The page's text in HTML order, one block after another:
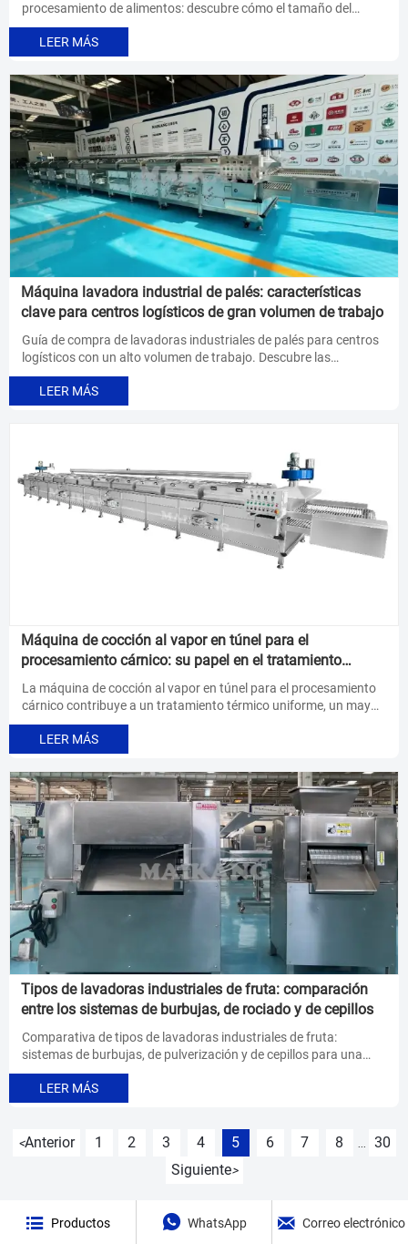
procesamiento de alimentos: descubre cómo el tamaño del
depósito, la presión de pulverización y el rendimiento influyen en
la higiene, la eficiencia y el rendimiento de la línea de producción
antes de comprar.
LEER MÁS
Máquina lavadora industrial de palés: características
clave para centros logísticos de gran volumen de trabajo
Guía de compra de lavadoras industriales de palés para centros
logísticos con un alto volumen de trabajo. Descubre las
características clave en materia de higiene, rendimiento, ahorro
de agua, automatización y un retorno de la inversión más
eficiente.
LEER MÁS
Máquina de cocción al vapor en túnel para el
procesamiento cárnico: su papel en el tratamiento
térmico
La máquina de cocción al vapor en túnel para el procesamiento
cárnico contribuye a un tratamiento térmico uniforme, un mayor
rendimiento y una integración más fluida en la línea de
producción. Descubre dónde se puede instalar y cómo elegir el
sistema adecuado.
LEER MÁS
Tipos de lavadoras industriales de fruta: comparación
entre los sistemas de burbujas, de rociado y de cepillos
Comparativa de tipos de lavadoras industriales de fruta:
sistemas de burbujas, de pulverización y de cepillos para una
limpieza suave, un enjuague potente o la eliminación de la
suciedad más resistente. Encuentra la opción que mejor se
adapte a tu línea de procesamiento de fruta.
LEER MÁS
<Anterior 1 2 3 4 5 6 7 8
30
Siguiente>
 Productos  WhatsApp  Correo electrónico